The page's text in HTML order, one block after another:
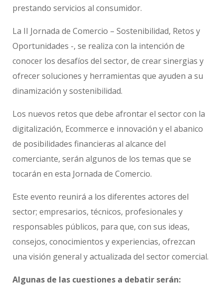
prestando servicios al consumidor.
La II Jornada de Comercio – Sostenibilidad, Retos y
Oportunidades -, se realiza con la intención de
conocer los desafíos del sector, de crear sinergias y
ofrecer soluciones y herramientas que ayuden a su
dinamización y sostenibilidad.
Los nuevos retos que debe afrontar el sector con la
digitalización, Ecommerce e innovación y el abanico
de posibilidades financieras al alcance del
comerciante, serán algunos de los temas que se
tocarán en esta Jornada de Comercio.
Este evento reunirá a los diferentes actores del
sector; empresarios, técnicos, profesionales y
responsables públicos, para que, con sus ideas,
consejos, conocimientos y experiencias, ofrezcan
una visión general y actualizada del sector comercial.
Algunas de las cuestiones a debatir serán: